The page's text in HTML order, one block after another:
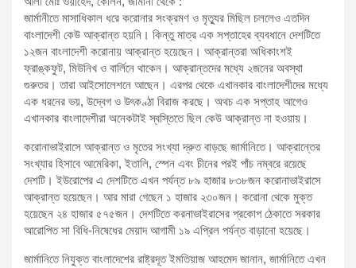
m
e
n
t
:
জার্মানীতে মাসাধিকাল ধরে করোনার সংক্রমণ ও মৃত্যুর মিছিল চললেও এতদিন
বাংলাদেশী কেউ আক্রান্ত হয়নি। কিন্তু মাত্র এক সপ্তাহের ব্যবধানে দেশটিতে
১২জন বাংলাদেশী করোনায় আক্রান্ত হয়েছেন। আক্রান্তরা অধিকাংশই
ফ্রাঙ্কফুট, মিউনিখ ও বার্লিনে থাকেন। আক্রান্তদের মধ্যে ২জনের অবস্থা
গুরুতর। তারা আইসোলেশনে আছেন। এরপর থেকে এখানকার বাংলাদেশীদের মধ্যে
এক ধরনের ভয়, উদ্বেগ ও উৎকণ্ঠা বিরাজ করছে। অথচ এক সপ্তাহ আগেও
এখানকার বাংলাদেশীরা অনেকটাই স্বস্তিতে ছিল কেউ আক্রান্ত না হওয়ায়।
করোনাভাইরাসে আক্রান্ত ও মৃতের সংখ্যা দ্রুত বাড়ছে জার্মানিতে। আক্রান্তের
সংখ্যার হিসাবে আমেরিকা, ইতালি, স্পেন এবং চীনের পরই পাঁচ নম্বরে রয়েছে
দেশটি। ইউরোপের এ দেশটিতে এখন পর্যন্ত ৮৯ হাজার ৮৩৮জন করোনাভাইরাসে
আক্রান্ত হয়েছেন। আর মারা গেছেন ১ হাজার ২৩০জন। করোনা থেকে মুক্ত
হয়েছেন ২৪ হাজার ৫৭৫জন। দেশটিতে করনাভাইরাসের প্রকোপ ঠেকাতে সরকার
আরোপিত সা বিধি-নিষেধের মেয়াদ আগামী ১৯ এপ্রিল পর্যন্ত বাড়ানো হয়েছে।
জার্মানিতে নিযুক্ত বাংলাদেশের রাষ্ট্রদূত ইমতিয়াজ আহমেদ জানান, জার্মানিতে এখন